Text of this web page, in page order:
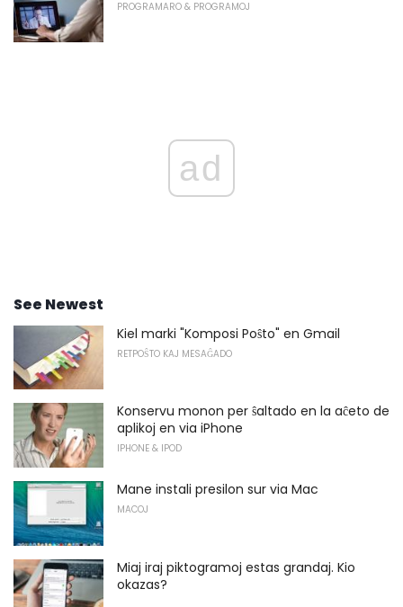
PROGRAMARO & PROGRAMOJ
ad
See Newest
Kiel marki "Komposi Poŝto" en Gmail
RETPOŜTO KAJ MESAĜADO
Konservu monon per ŝaltado en la aĉeto de
aplikoj en via iPhone
IPHONE & IPOD
Mane instali presilon sur via Mac
MACOJ
Miaj iraj piktogramoj estas grandaj. Kio
okazas?